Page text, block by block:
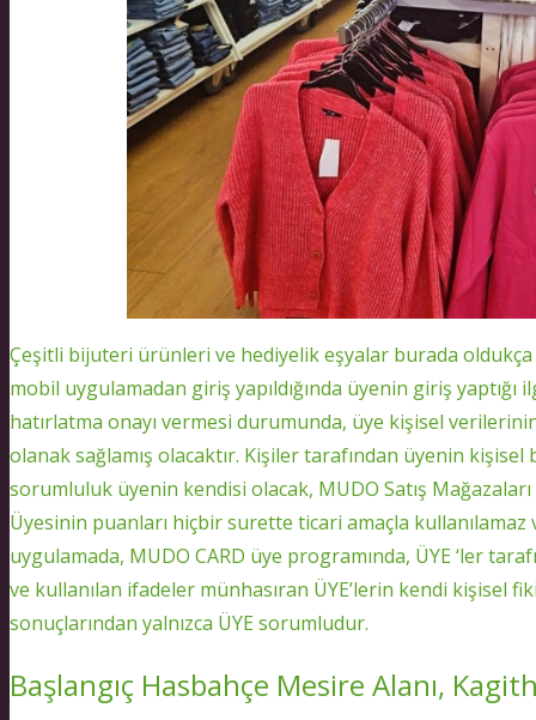
Çeşitli bijuteri ürünleri ve hediyelik eşyalar burada oldukça
mobil uygulamadan giriş yapıldığında üyenin giriş
hatırlatma onayı vermesi durumunda, üye kişisel
olanak sağlamış olacaktır. Kişiler tarafından üyenin
sorumluluk üyenin kendisi olacak, MUDO Satış
Üyesinin puanları hiçbir surette ticari amaçla
uygulamada, MUDO CARD üye programında, ÜYE ‘ler
ve kullanılan ifadeler münhasıran ÜYE’lerin kendi kişisel
sonuçlarından yalnızca ÜYE sorumludur.
Başlangıç Hasbahçe Mesire Alanı,